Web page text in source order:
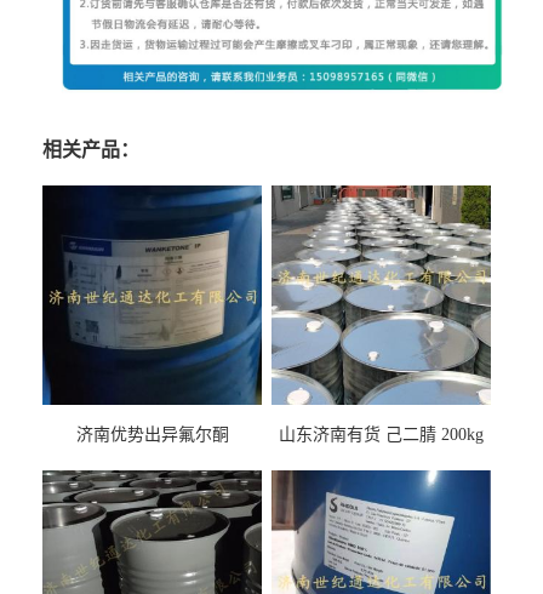
相关产品：
济南优势出异氟尔酮
山东济南有货 己二腈 200kg